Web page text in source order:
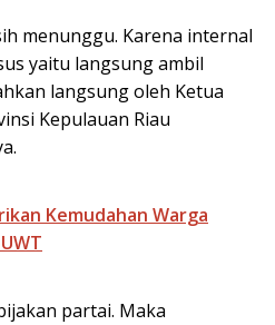
menunggu. Karena internal
yaitu langsung ambil
langsung oleh Ketua
Kepulauan Riau
Kemudahan Warga
partai. Maka